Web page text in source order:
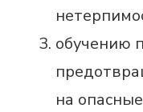
обучению
на